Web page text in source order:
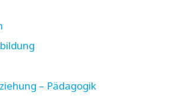
– Pädagogik